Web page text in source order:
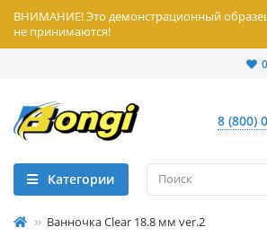
ВНИМАНИЕ! Это демонстрационный образец
не принимаются!
0
8 (800)
Категории
Ванночка Clear 18.8 мм ver.2